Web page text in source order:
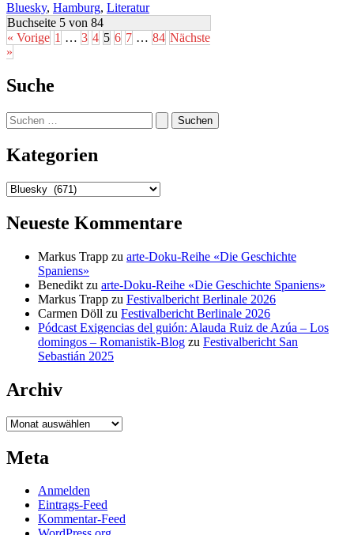
Bluesky, Hamburg, Literatur
Buchseite 5 von 84
« Vorige 1 … 3 4 5 6 7 … 84 Nächste
»
Suche
Suchen
nach:
Kategorien
Kategorien
Neueste Kommentare
Markus Trapp zu arte-Doku-Reihe «Die Geschichte
Spaniens»
Benedikt zu arte-Doku-Reihe «Die Geschichte Spaniens»
Markus Trapp zu Festivalbericht Berlinale 2026
Carmen Döll zu Festivalbericht Berlinale 2026
Pódcast Exigencias del guión: Alauda Ruiz de Azúa – Los
domingos – Romanistik-Blog zu Festivalbericht San
Sebastián 2025
Archiv
Archiv
Meta
Anmelden
Eintrags-Feed
Kommentar-Feed